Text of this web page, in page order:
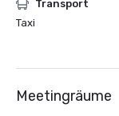
Transport
Taxi
Meetingräume